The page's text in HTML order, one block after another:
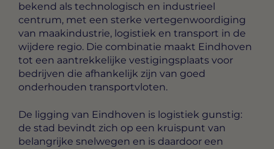
bekend als technologisch en industrieel
centrum, met een sterke vertegenwoordiging
van maakindustrie, logistiek en transport in de
wijdere regio. Die combinatie maakt Eindhoven
tot een aantrekkelijke vestigingsplaats voor
bedrijven die afhankelijk zijn van goed
onderhouden transportvloten.
De ligging van Eindhoven is logistiek gunstig:
de stad bevindt zich op een kruispunt van
belangrijke snelwegen en is daardoor een